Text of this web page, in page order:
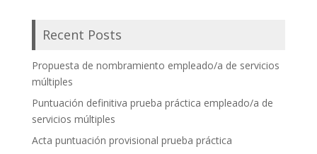
Recent Posts
Propuesta de nombramiento empleado/a de servicios
múltiples
Puntuación definitiva prueba práctica empleado/a de
servicios múltiples
Acta puntuación provisional prueba práctica